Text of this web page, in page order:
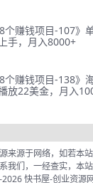
个赚钱项目-107》
手，月入8000+
个赚钱项目-138》
放22美金，月入
来源于网络，如若本
我们，一经查实，本站
快书屋-创业资源